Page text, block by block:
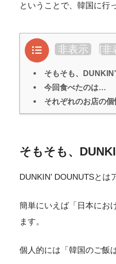
ということで、韓国に行
目次 非表示 [非
そもそも、
今回食べたのは…
それぞれのお店の個
そもそも、
DUNKIN’ DOUNUTSと
簡単にいえば「日本にお
ます。
個人的には「韓国のご飯